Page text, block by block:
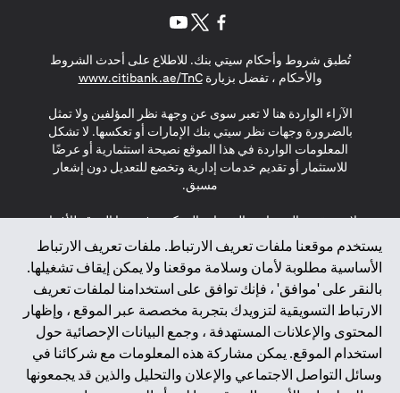
يستخدم موقعنا ملفات تعريف الارتباط. ملفات تعريف الارتباط
الأساسية مطلوبة لأمان وسلامة موقعنا ولا يمكن إيقاف تشغيلها.
بالنقر على 'موافق' ، فإنك توافق على استخدامنا لملفات تعريف
الارتباط التسويقية لتزويدك بتجربة مخصصة عبر الموقع ، وإظهار
المحتوى والإعلانات المستهدفة ، وجمع البيانات الإحصائية حول
استخدام الموقع. يمكن مشاركة هذه المعلومات مع شركائنا في
وسائل التواصل الاجتماعي والإعلان والتحليل والذين قد يجمعونها
تُطبق شروط وأحكام سيتي بنك. للاطلاع على أحدث الشروط
والأحكام ، تفضل بزيارةwww.citibank.ae/TnC
in a new tab
الآراء الواردة هنا لا تعبر سوى عن وجهة نظر المؤلفين ولا تمثل
بالضرورة وجهات نظر سيتي بنك الإمارات أو تعكسها. لا تشكل
المعلومات الواردة في هذا الموقع نصيحة استثمارية أو عرضًا
للاستثمار أو تقديم خدمات إدارية وتخضع للتعديل دون إشعار
مسبق.
لا يتم تقديم المنتجات والخدمات المذكورة في هذا الموقع للأفراد
المقيمين في الاتحاد الأوروبي أو المنطقة الاقتصادية الأوروبية أو
سويسرا أو غيرنسي أو جيرسي أو موناكو أو سان مارينو أو
الفاتيكان أو جزيرة مان أو المملكة المتحدة أو خصوصية البيانات
(لائحة حماية البيانات العامة \ قانون حماية البيانات الشخصية
العامة \ قانون خصوصية نيوزيلندا). المحتوى الموجود في هذه
الصفحة ليس ولا ينبغي تفسيره على أنه عرض أو دعوة أو دعوة
لشراء أو بيع أي من المنتجات والخدمات المذكورة هنا لمثل هؤلاء
الأفراد.